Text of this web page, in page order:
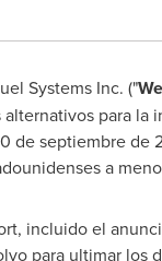
Systems Inc. ("
para la
de septiembre de
a
incluido el
para ultimar los